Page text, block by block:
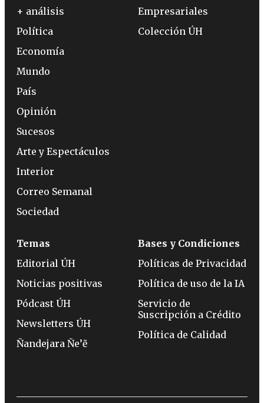
+ análisis
Política
Economía
Mundo
País
Opinión
Sucesos
Arte y Espectáculos
Interior
Correo Semanal
Sociedad
Empresariales
Colección ÚH
Temas
Editorial ÚH
Noticias positivas
Pódcast ÚH
Newsletters ÚH
Ñandejara Ñe’ẽ
Bases y Condiciones
Políticas de Privacidad
Política de uso de la IA
Servicio de
Suscripción a Crédito
Política de Calidad